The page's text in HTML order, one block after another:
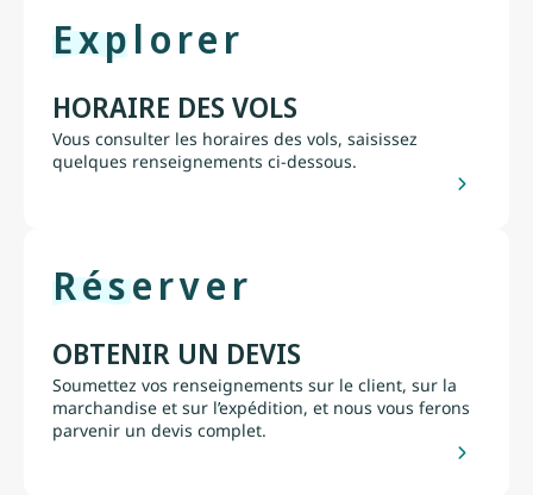
Explorer
HORAIRE DES VOLS
Vous consulter les horaires des vols, saisissez
quelques renseignements ci-dessous.
Réserver
OBTENIR UN DEVIS
Soumettez vos renseignements sur le client, sur la
marchandise et sur l’expédition, et nous vous ferons
parvenir un devis complet.